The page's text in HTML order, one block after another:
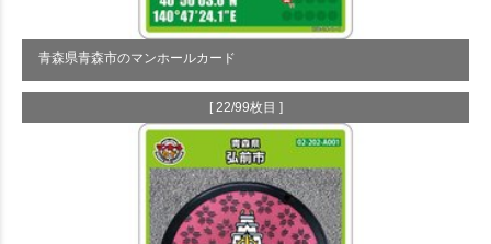
青森県青森市のマンホールカード
[ 22/99枚目 ]